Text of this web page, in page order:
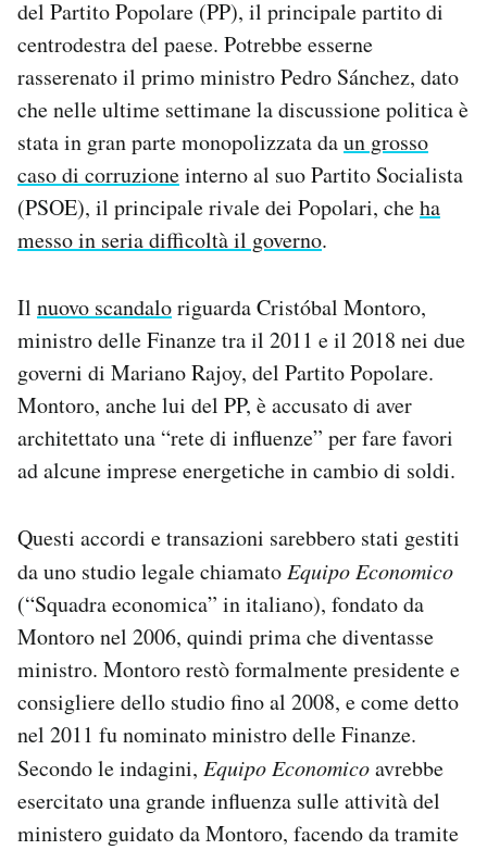
Area Personale
Newsletter
Notifiche mobile
Regala il Post
Hai bisogno di aiuto?
Esci
del Partito Popolare (PP), il principale partito di
centrodestra del paese. Potrebbe esserne
rasserenato il primo ministro Pedro Sánchez, dato
che nelle ultime settimane la discussione politica è
stata in gran parte monopolizzata daun grosso
caso di corruzioneinterno al suo Partito Socialista
(PSOE), il principale rivale dei Popolari, cheha
messo in seria difficoltà il governo.
Il nuovo scandaloriguarda Cristóbal Montoro,
ministro delle Finanze tra il 2011 e il 2018 nei due
governi di Mariano Rajoy, del Partito Popolare.
Montoro, anche lui del PP, è accusato di aver
architettato una “rete di influenze” per fare favori
ad alcune imprese energetiche in cambio di soldi.
Questi accordi e transazioni sarebbero stati gestiti
da uno studio legale chiamatoEquipo Economico
(“Squadra economica” in italiano), fondato da
Montoro nel 2006, quindi prima che diventasse
ministro. Montoro restò formalmente presidente e
consigliere dello studio fino al 2008, e come detto
nel 2011 fu nominato ministro delle Finanze.
Secondo le indagini, Equipo Economicoavrebbe
esercitato una grande influenza sulle attività del
ministero guidato da Montoro, facendo da tramite